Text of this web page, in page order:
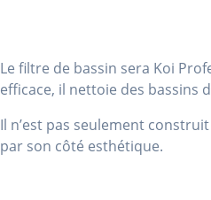
Le filtre de bassin sera Koi
efficace, il nettoie des bassins
Il n’est pas seulement
par son côté esthétique.